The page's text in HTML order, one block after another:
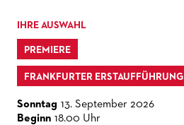
IHRE AUSWAHL
PREMIERE
FRANKFURTER ERSTAUFFÜHRUNG
Sonntag 13. September 2026
Beginn 18.00 Uhr